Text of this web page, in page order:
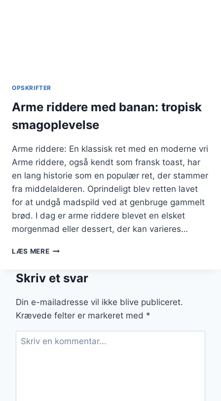
OPSKRIFTER
Arme riddere med banan: tropisk
smagoplevelse
Arme riddere: En klassisk ret med en moderne vri
Arme riddere, også kendt som fransk toast, har
en lang historie som en populær ret, der stammer
fra middelalderen. Oprindeligt blev retten lavet
for at undgå madspild ved at genbruge gammelt
brød. I dag er arme riddere blevet en elsket
morgenmad eller dessert, der kan varieres…
LÆS MEREARME
BANAN:
SMAGOPLEVELSE
Skriv et svar
Din e-mailadresse vil ikke blive publiceret.
Krævede felter er markeret med *